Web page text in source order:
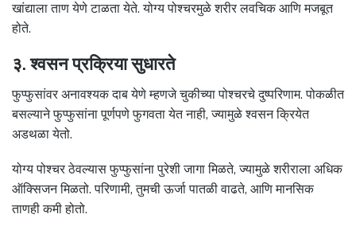
खांद्याला ताण येणे टाळता येते. योग्य पोश्चरमुळे शरीर लवचिक आणि मजबूत
होते.
३. श्वसन प्रक्रिया सुधारते
फुप्फुसांवर अनावश्यक दाब येणे म्हणजे चुकीच्या पोश्चरचे दुष्परिणाम. पोकळीत
बसल्याने फुप्फुसांना पूर्णपणे फुगवता येत नाही, ज्यामुळे श्वसन क्रियेत
अडथळा येतो.
योग्य पोश्चर ठेवल्यास फुप्फुसांना पुरेशी जागा मिळते, ज्यामुळे शरीराला अधिक
ऑक्सिजन मिळतो. परिणामी, तुमची ऊर्जा पातळी वाढते, आणि मानसिक
ताणही कमी होतो.